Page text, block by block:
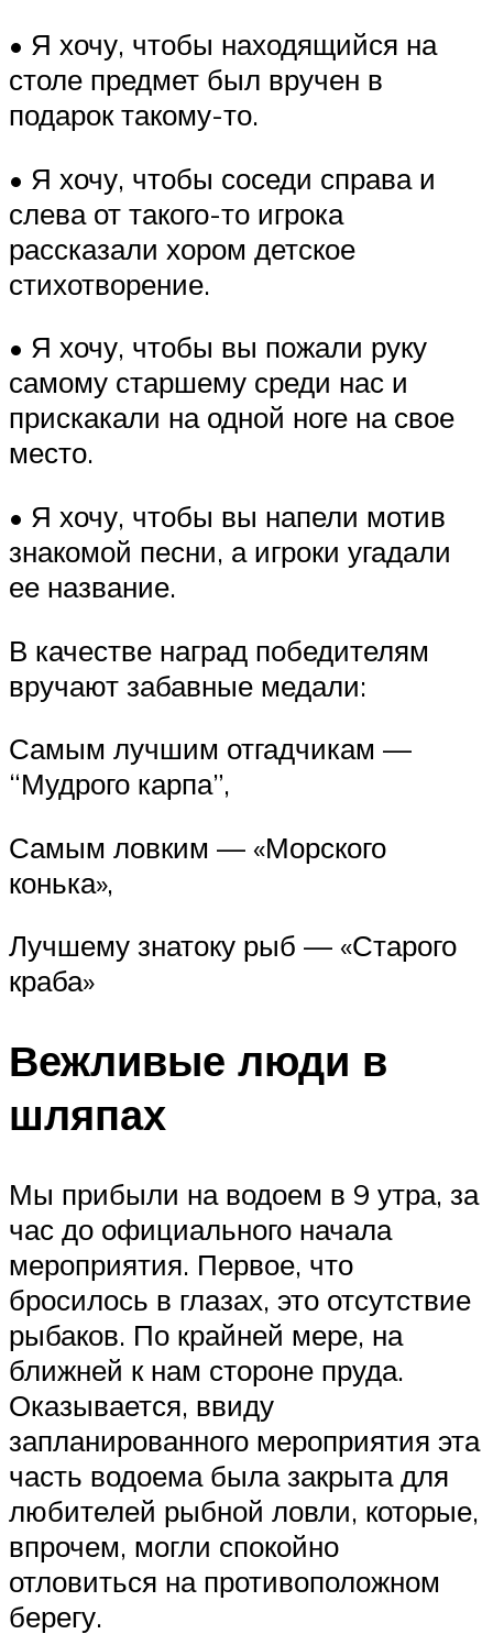
• Я хочу, чтобы находящийся на
столе предмет был вручен в
подарок такому-то.
• Я хочу, чтобы соседи справа и
слева от такого-то игрока
рассказали хором детское
стихотворение.
• Я хочу, чтобы вы пожали руку
самому старшему среди нас и
прискакали на одной ноге на свое
место.
• Я хочу, чтобы вы напели мотив
знакомой песни, а игроки угадали
ее название.
В качестве наград победителям
вручают забавные медали:
Самым лучшим отгадчикам —
“Мудрого карпа”,
Самым ловким — «Морского
конька»,
Лучшему знатоку рыб — «Старого
краба»
Вежливые люди в
шляпах
Мы прибыли на водоем в 9 утра, за
час до официального начала
мероприятия. Первое, что
бросилось в глазах, это отсутствие
рыбаков. По крайней мере, на
ближней к нам стороне пруда.
Оказывается, ввиду
запланированного мероприятия эта
часть водоема была закрыта для
любителей рыбной ловли, которые,
впрочем, могли спокойно
отловиться на противоположном
берегу.